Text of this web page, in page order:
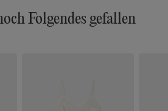
Folgendes gefallen